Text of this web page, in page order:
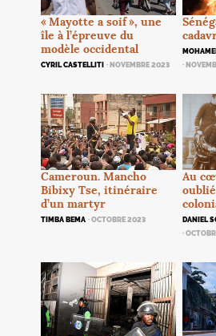
«Mayotte a soif», une
île à l’épreuve du
modèle occidental
CYRIL CASTELLITI · NOVEMBRE 2023
·
Cameroun. Mancho
Bibixy Tse, itinéraire
d’un martyr
TIMBA BEMA · OCTOBRE 2023
Au
DANIEL
·